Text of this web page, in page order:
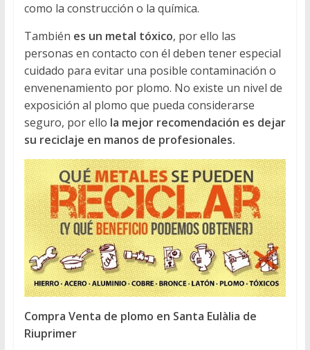
como la construcción o la química.
También es un metal tóxico, por ello las
personas en contacto con él deben tener especial
cuidado para evitar una posible contaminación o
envenenamiento por plomo. No existe un nivel de
exposición al plomo que pueda considerarse
seguro, por ello la mejor recomendación es dejar
su reciclaje en manos de profesionales.
Compra Venta de plomo en Santa Eulàlia de
Riuprimer